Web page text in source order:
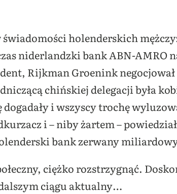
holenderskich
niderlandzki bank ABN-AMRO
Rijkman Groenink
chińskiej delegacji była
i wszyscy trochę
i – niby żartem –
bank zerwany
ciężko rozstrzygnąć.
ciągu aktualny…